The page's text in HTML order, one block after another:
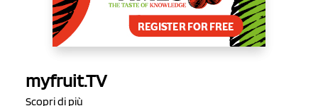
myfruit.TV
Scopri di più